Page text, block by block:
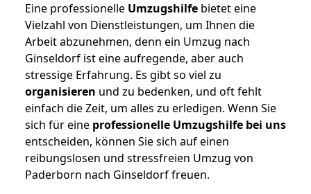
Eine professionelle Umzugshilfe bietet eine
Vielzahl von Dienstleistungen, um Ihnen die
Arbeit abzunehmen, denn ein Umzug nach
Ginseldorf ist eine aufregende, aber auch
stressige Erfahrung. Es gibt so viel zu
organisieren und zu bedenken, und oft fehlt
einfach die Zeit, um alles zu erledigen. Wenn Sie
sich für eine professionelle Umzugshilfe bei uns
entscheiden, können Sie sich auf einen
reibungslosen und stressfreien Umzug von
Paderborn nach Ginseldorf freuen.